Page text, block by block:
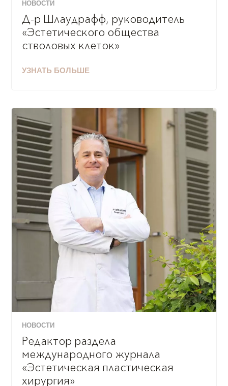
НОВОСТИ
Д-р Шлаудрафф, руководитель
«Эстетического общества
стволовых клеток»
УЗНАТЬ БОЛЬШЕ
НОВОСТИ
Редактор раздела
международного журнала
«Эстетическая пластическая
хирургия»